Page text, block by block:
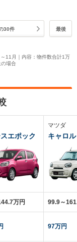
30件 最後
11月｜内容：物件数合計1万
場合
エポック
万円
マツダ
キャロル
99.9～
97万円